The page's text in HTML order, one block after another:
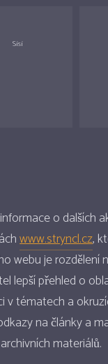
Sisi
o dalších
www.stryncl.cz,
webu je rozdělení
lepší přehled o
v tématech a
na články a
materiálů.